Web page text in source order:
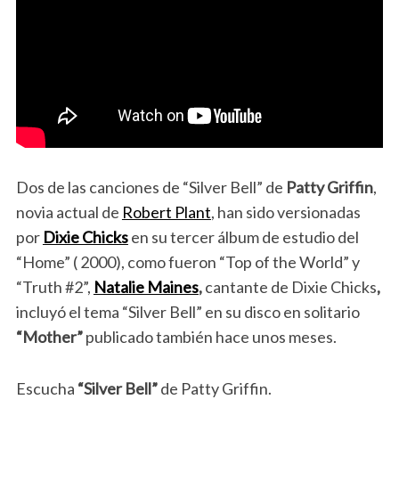
Dos de las canciones de “Silver Bell” de Patty Griffin,
novia actual de Robert Plant, han sido versionadas
por Dixie Chicksen su tercer álbum de estudio del
“Home” ( 2000), como fueron “Top of the World” y
“Truth #2”, Natalie Maines,cantante de Dixie Chicks,
incluyó el tema “Silver Bell” en su disco en solitario
“Mother”publicado también hace unos meses.
Escucha “Silver Bell”de Patty Griffin.